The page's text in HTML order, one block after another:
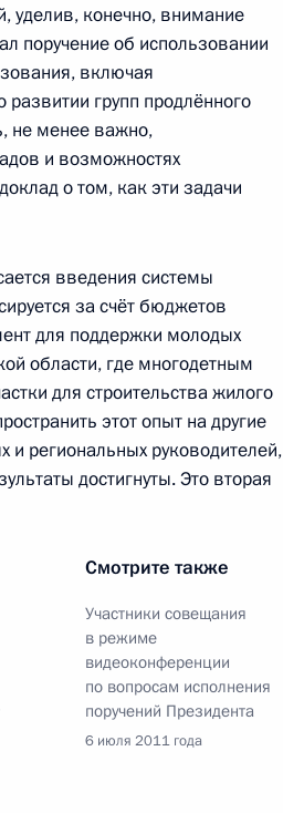
1
Совета
уделив, конечно, внимание
поручение об использовании
включая
групп продлённого
не менее важно,
и возможностях
о том, как эти задачи
введения системы
за счёт бюджетов
для поддержки молодых
области, где многодетным
для строительства жилого
этот опыт на другие
и региональных руководителей,
достигнуты. Это вторая
Смотрите также
Участники совещания
в режиме
видеоконференции
по вопросам исполнения
поручений Президента
6 июля 2011 года